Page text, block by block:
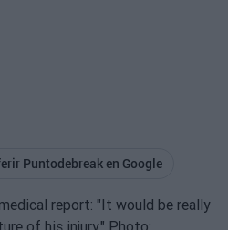
section
Puntodebreak en Google